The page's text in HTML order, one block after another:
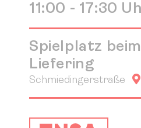
11:00 - 17:30
Spielplatz
Liefering
Schmiedingerstraße